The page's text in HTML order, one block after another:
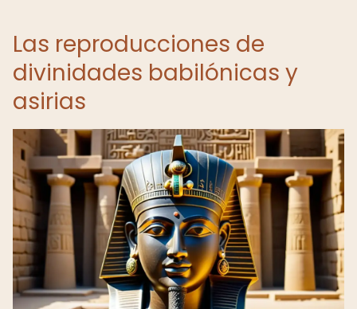
Las reproducciones de
divinidades babilónicas y
asirias